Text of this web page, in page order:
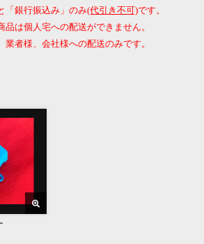
「銀行振込み」のみ(代引き不可)です。
は個人宅への配送ができません。
者様、会社様への配送のみです。